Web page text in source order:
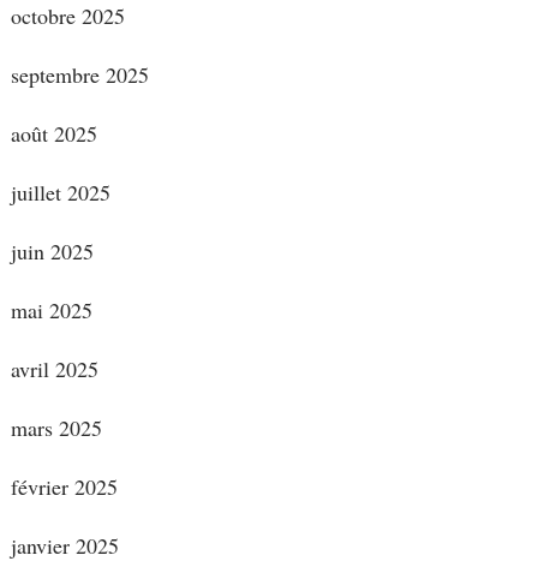
octobre 2025
septembre 2025
août 2025
juillet 2025
juin 2025
mai 2025
avril 2025
mars 2025
février 2025
janvier 2025